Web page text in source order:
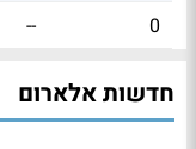
0
--
חדשות אלארום